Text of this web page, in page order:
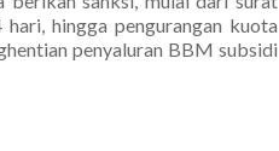
hingga pengurangan kuota
penyaluran BBM subsidi